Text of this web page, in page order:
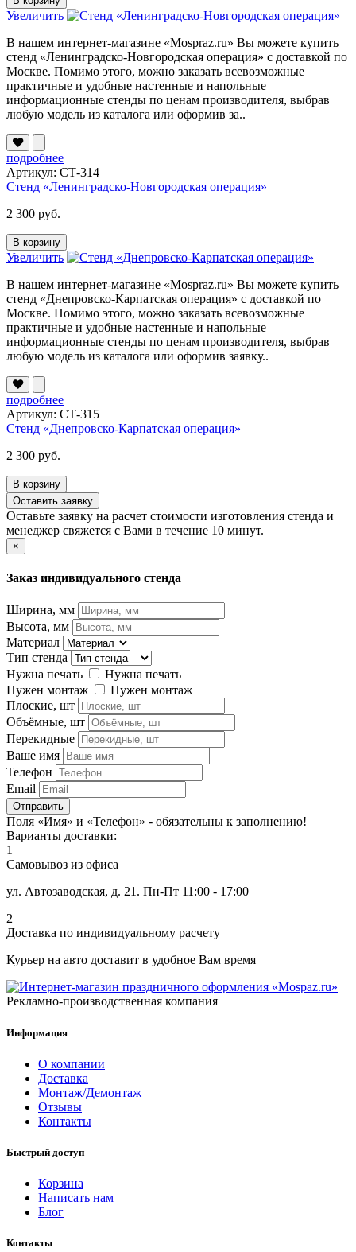
Увеличить
В нашем интернет-магазине «Mospraz.ru» Вы можете купить
стенд «Ленинградско-Новгородская операция» с доставкой по
Москве. Помимо этого, можно заказать всевозможные
практичные и удобные настенные и напольные
информационные стенды по ценам производителя, выбрав
любую модель из каталога или оформив за..
подробнее
Артикул: СТ-314
Стенд «Ленинградско-Новгородская операция»
2 300 руб.
В корзину
Увеличить
В нашем интернет-магазине «Mospraz.ru» Вы можете купить
стенд «Днепровско-Карпатская операция» с доставкой по
Москве. Помимо этого, можно заказать всевозможные
практичные и удобные настенные и напольные
информационные стенды по ценам производителя, выбрав
любую модель из каталога или оформив заявку..
подробнее
Артикул: СТ-315
Стенд «Днепровско-Карпатская операция»
2 300 руб.
В корзину
Оставить заявку
Оставьте заявку на расчет стоимости изготовления стенда и
менеджер свяжется с Вами в течение 10 минут.
×
Заказ индивидуального стенда
Ширина, мм
Высота, мм
Материал
Тип стенда
Нужна печать
Нужна печать
Нужен монтаж
Нужен монтаж
Плоские, шт
Объёмные, шт
Перекидные
Ваше имя
Телефон
Email
Отправить
Поля «Имя» и «Телефон» - обязательны к заполнению!
Варианты доставки:
1
Самовывоз из офиса
ул. Автозаводская, д. 21. Пн-Пт 11:00 - 17:00
2
Доставка по индивидуальному расчету
Курьер на авто доставит в удобное Вам время
Рекламно-производственная компания
Информация
О компании
Доставка
Монтаж/Демонтаж
Отзывы
Контакты
Быстрый доступ
Корзина
Написать нам
Блог
Контакты